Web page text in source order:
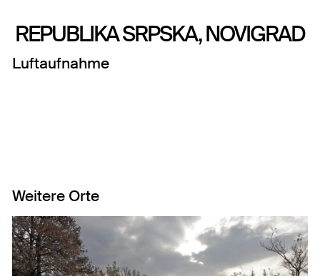
REPUBLIKA SRPSKA, NOVIGRAD
Luftaufnahme
Weitere Orte